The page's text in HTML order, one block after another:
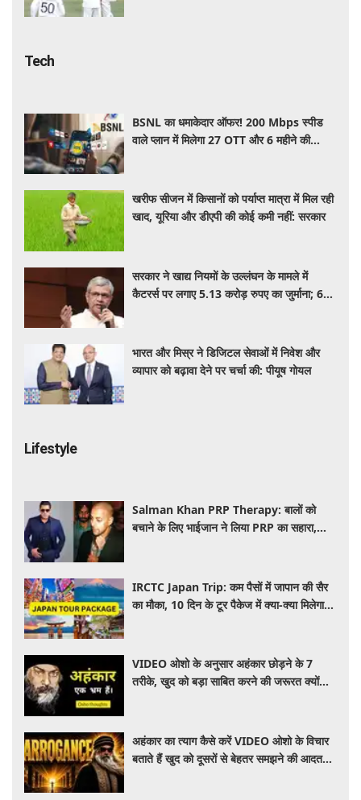
Tech
BSNL का धमाकेदार ऑफर! 200 Mbps स्पीड
वाले प्लान में मिलेगा 27 OTT और 6 महीने की
खरीफ सीजन में किसानों को पर्याप्त मात्रा में मिल रही
खाद, यूरिया और डीएपी की कोई कमी नहीं: सरकार
सरकार ने खाद्य नियमों के उल्लंघन के मामले में
कैटरर्स पर लगाए 5.13 करोड़ रुपए का जुर्माना; 6
भारत और मिस्र ने डिजिटल सेवाओं में निवेश और
व्यापार को बढ़ावा देने पर चर्चा की: पीयूष गोयल
Lifestyle
Salman Khan PRP Therapy: बालों को
बचाने के लिए भाईजान ने लिया PRP का सहारा,
IRCTC Japan Trip: कम पैसों में जापान की सैर
का मौका, 10 दिन के टूर पैकेज में क्या-क्या मिलेगा?
VIDEO ओशो के अनुसार अहंकार छोड़ने के 7
तरीके, खुद को बड़ा साबित करने की जरूरत क्यों
अहंकार का त्याग कैसे करें VIDEO ओशो के विचार
बताते हैं खुद को दूसरों से बेहतर समझने की आदत